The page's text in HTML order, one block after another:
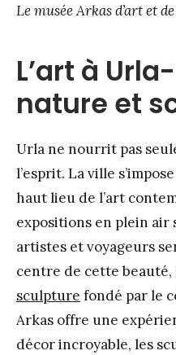
Le musée Arkas d’art et
L’art à
nature et
Urla ne nourrit pas
l’esprit. La ville
haut lieu de l’art
expositions en plein
artistes et voyageurs
centre de cette beauté,
sculpture fondé par le
Arkas offre une
décor incroyable, les